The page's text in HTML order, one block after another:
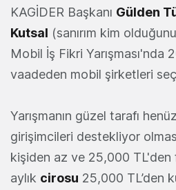
KAGİDER Başkanı Gülden
Kutsal (sanırım kim
Mobil İş Fikri Yarışması'nda
vaadeden mobil şirketleri
Yarışmanın güzel tarafı
girişimcileri destekliyor
kişiden az ve 25,000 TL'den
aylık cirosu 25,000 TL’den